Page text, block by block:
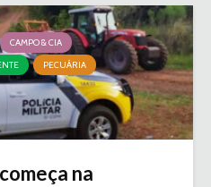
CAMPO & CIA
PECUÁRIA
na